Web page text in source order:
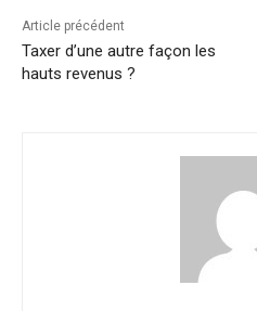
Article précédent
Taxer d’une autre façon les
hauts revenus ?